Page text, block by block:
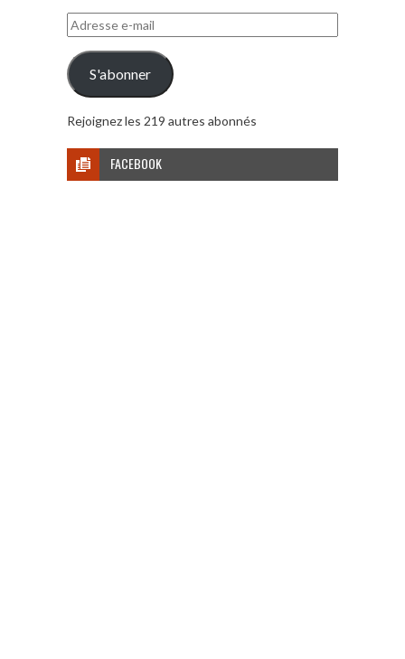
Adresse
e-
mail
S'abonner
Rejoignez les 219 autres abonnés
FACEBOOK